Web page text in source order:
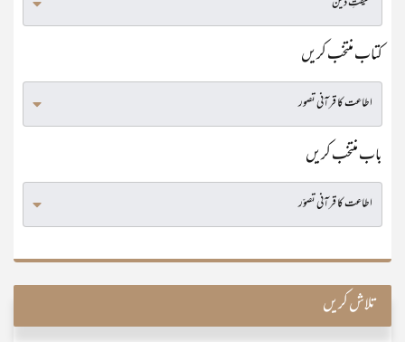
کتاب منتخب کریں
باب منتخب کریں
تلاش کریں